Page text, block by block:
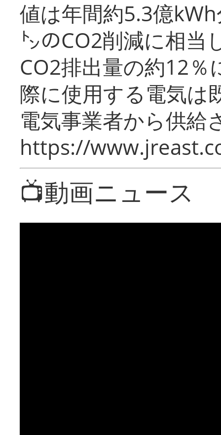
値は年間約5.3億
㌧のCO2削減に相当
CO2排出量の約12％
際に使用する電気は
電気事業者から供給
https://
📺動画ニュース